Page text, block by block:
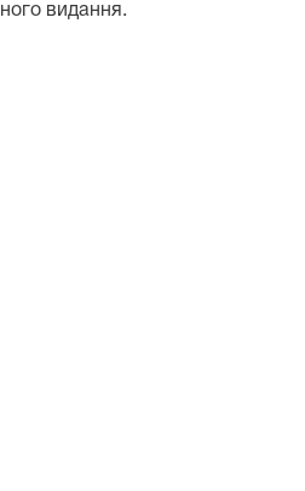
видання.